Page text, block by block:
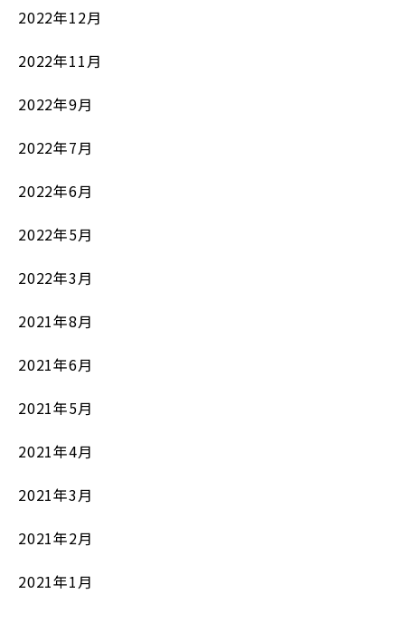
2022年12月
2022年11月
2022年9月
2022年7月
2022年6月
2022年5月
2022年3月
2021年8月
2021年6月
2021年5月
2021年4月
2021年3月
2021年2月
2021年1月